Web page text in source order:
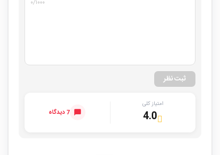
۰/۱۰۰۰
ثبت نظر
امتیاز کلی
4.0 7 دیدگاه